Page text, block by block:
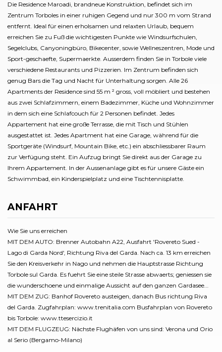
Die Residence Maroadi, brandneue Konstruktion, befindet sich im
Zentrum Torboles in einer ruhigen Gegend und nur 300 m vom Strand
entfernt. Ideal für einen erholsamen und relaxten Urlaub, bequem
erreichen Sie zu Fuß die wichtigesten Punkte wie Windsurfschulen,
Segelclubs, Canyoningbüro, Bikecenter, sowie Wellneszentren, Mode und
Sport-geschaefte, Supermaerkte. Ausserdem finden Sie in Torbole viele
verschiedene Restaurants und Pizzerien. Im Zentrum befinden sich
genug Bars die Tag und Nacht für Unterhaltung sorgen. Alle 26
Apartments der Residence sind 55 m ² gross, voll möbliert und bestehen
aus zwei Schlafzimmern, einem Badezimmer, Küche und Wohnzimmer
in dem sich eine Schlafcouch für 2 Personen befindet. Jedes
Appartement hat eine große Terrasse, die mit Tisch und Stühlen
ausgestattet ist. Jedes Apartment hat eine Garage, während für die
Sportgeräte (Windsurf, Mountain Bike, etc.) ein abschliessbarer Raum
zur Verfügung steht. Ein Aufzug bringt Sie direkt aus der Garage zu
Ihrem Appartement. In der Aussenanlage gibt es für unsere Gäste ein
Schwimmbad, ein Kinderspielplatz und eine Tischtennisplatte.
ANFAHRT
Wie Sie uns erreichen
MIT DEM AUTO: Brenner Autobahn A22, Ausfahrt 'Rovereto Sued -
Lago di Garda Nord', Richtung Riva del Garda. Nach ca. 13 km erreichen
Sie den Kreisverkehr in Nago und nehmen die Hauptstrasse Richtung
Torbole sul Garda. Es fuehrt Sie eine steile Strasse abwaerts; geniessen sie
die wunderschoene und einmalige Aussicht auf den ganzen Gardasee...
MIT DEM ZUG: Banhof Rovereto austeigen, danach Bus richtung Riva
del Garda. Zugfahrplan: www.trenitalia.com Busfahrplan von Rovereto
bis Torbole: www.ttesercizio.it
MIT DEM FLUGZEUG: Nächste Flughäfen von uns sind: Verona und Orio
al Serio (Bergamo-Milano)